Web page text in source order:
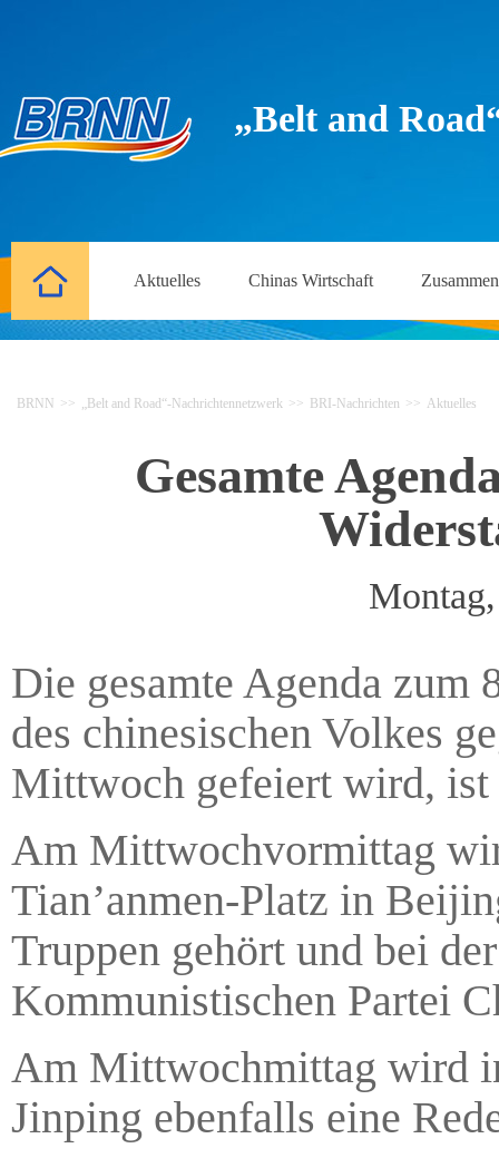
„Belt and
Aktuelles Chinas Wirtschaft
BRNN >> „Belt and Road“-Nachrichtennetzwerk >> BRI-Nachrichten >> Aktuelles
Gesamte
Die gesamte Agenda zum
des chinesischen Volkes
Mittwoch gefeiert wird,
Am Mittwochvormittag
Tian’anmen-Platz in
Truppen gehört und bei
Kommunistischen Partei
Am Mittwochmittag wird
Jinping ebenfalls eine